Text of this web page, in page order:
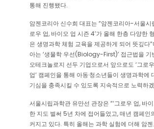
통해 진행됐다.
암젠코리아 신수희 대표는 “암젠코리아-서울시
로우 업, 바이오 업 시즌 4’가 올해 한층 다양한
은 생명과학 체험 교육을 제공하게 되어 뜻깊다”
아는 ‘생물학 우선(Biology-First)’ 접근법을 기
오테크놀로지 선두 기업으로서 앞으로도 ‘그로
업’ 캠페인을 통해 아동·청소년들이 생명과학에
기심을 충족시킬 수 있도록 지속적으로 노력하
서울시립과학관 유만선 관장은 “‘그로우 업, 바
한 지도 벌써 5년 차에 접어들었고, 매년 캠페인
커지고 있다. 특히 올해는 과학 실험에 더해 암